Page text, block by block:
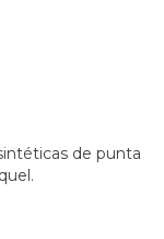
de punta